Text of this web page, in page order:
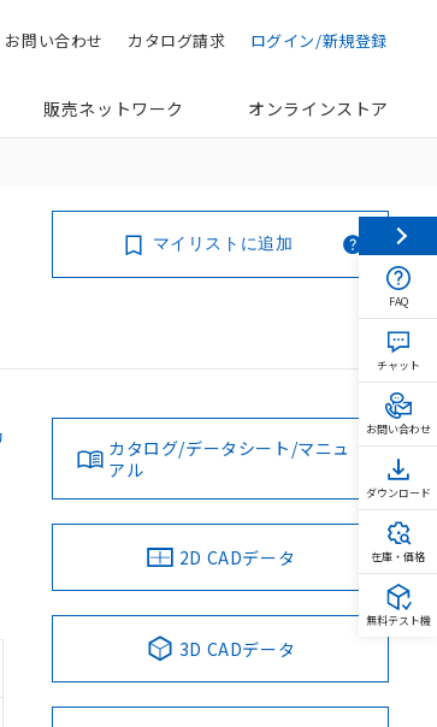
ログイン/新規登録
カタログ請求
お問い合わせ
販売ネットワーク オンラインストア
マイリストに追加
カタログ/データシート/マニュ
アル
2D CADデータ
3D CADデータ
FAQ
チャット
お問い合わせ
ダウンロード
在庫・価格
無料テスト機